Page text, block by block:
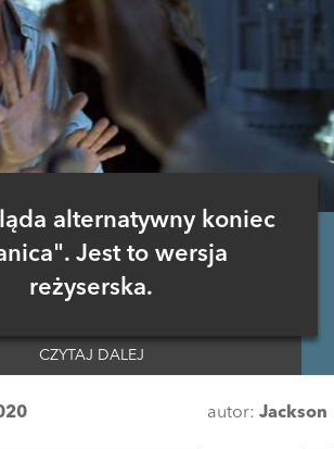
alternatywny koniec
Jest to wersja
reżyserska.
CZYTAJ DALEJ
autor: Jackson